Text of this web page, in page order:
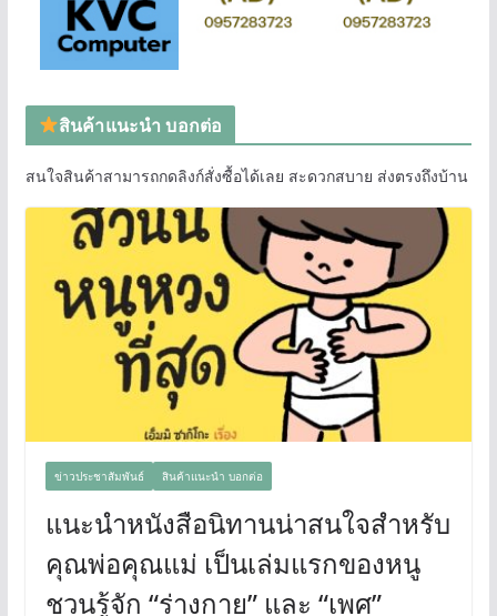
สินค้าแนะนำ บอกต่อ
สนใจสินค้าสามารถกดลิงก์สั่งซื้อได้เลย สะดวกสบาย ส่งตรงถึงบ้าน
ข่าวประชาสัมพันธ์ สินค้าแนะนำ บอกต่อ
แนะนำหนังสือนิทานน่าสนใจสำหรับ
คุณพ่อคุณแม่ เป็นเล่มแรกของหนู
ชวนรู้จัก “ร่างกาย” และ “เพศ”